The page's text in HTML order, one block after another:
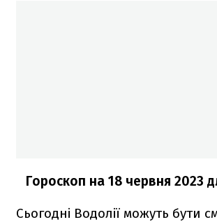
Гороскоп на 18 червня 2023
Сьогодні Водолії можуть бути